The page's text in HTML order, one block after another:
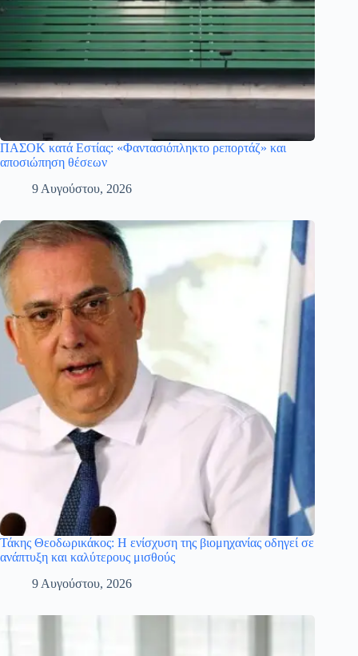
ΠΑΣΟΚ κατά Εστίας: «Φαντασιόπληκτο ρεπορτάζ» και
αποσιώπηση θέσεων
9 Αυγούστου, 2026
Τάκης Θεοδωρικάκος: Η ενίσχυση της βιομηχανίας οδηγεί σε
ανάπτυξη και καλύτερους μισθούς
9 Αυγούστου, 2026